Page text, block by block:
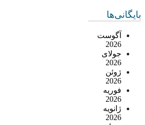
بایگانی‌ها
آگوست
2026
جولای
2026
ژوئن
2026
فوریه
2026
ژانویه
2026